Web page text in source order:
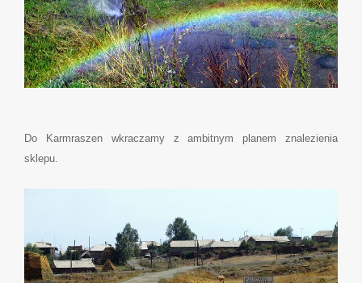
Do Karmraszen wkraczamy z ambitnym planem znalezienia
sklepu.